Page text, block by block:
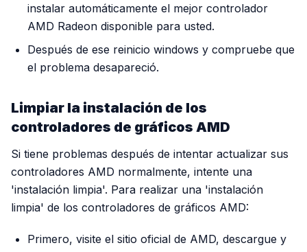
instalar automáticamente el mejor controlador
AMD Radeon disponible para usted.
Después de ese reinicio windows y compruebe que
el problema desapareció.
Limpiar la instalación de los
controladores de gráficos AMD
Si tiene problemas después de intentar actualizar sus
controladores AMD normalmente, intente una
'instalación limpia'. Para realizar una 'instalación
limpia' de los controladores de gráficos AMD:
Primero, visite el sitio oficial de AMD, descargue y